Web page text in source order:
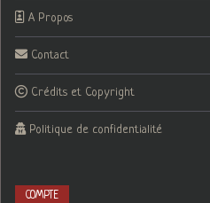
A Propos
Contact
Crédits et Copyright
Politique de confidentialité
COMPTE